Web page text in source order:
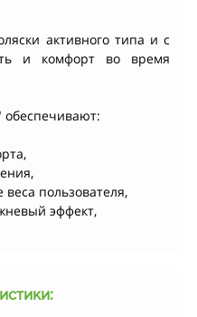
активного типа и с
и комфорт во время
обеспечивают:
пользователя,
эффект,